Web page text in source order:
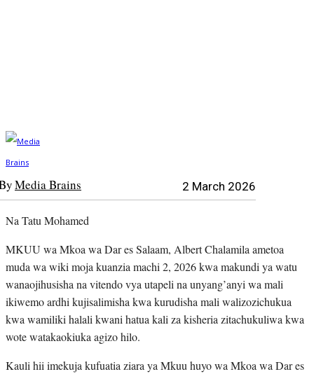
Media Brains 2 March 2026
Na Tatu Mohamed
MKUU wa Mkoa wa Dar es Salaam, Albert Chalamila ametoa
muda wa wiki moja kuanzia machi 2, 2026 kwa makundi ya watu
wanaojihusisha na vitendo vya utapeli na unyang’anyi wa mali
ikiwemo ardhi kujisalimisha kwa kurudisha mali walizozichukua
kwa wamiliki halali kwani hatua kali za kisheria zitachukuliwa kwa
wote watakaokiuka agizo hilo.
Kauli hii imekuja kufuatia ziara ya Mkuu huyo wa Mkoa wa Dar es